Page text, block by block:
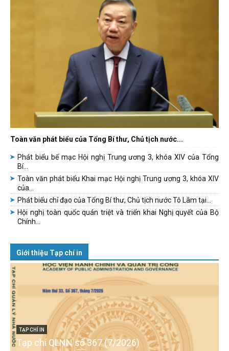
Toàn văn phát biểu của Tổng Bí thư, Chủ tịch nước...
Phát biểu bế mạc Hội nghị Trung ương 3, khóa XIV của Tổng
Bí...
Toàn văn phát biểu Khai mạc Hội nghị Trung ương 3, khóa XIV
của...
Phát biểu chỉ đạo của Tổng Bí thư, Chủ tịch nước Tô Lâm tại...
Hội nghị toàn quốc quán triệt và triển khai Nghị quyết của Bộ
Chính...
Giới thiệu Tạp chí in
TẠP CHÍ IN
Tạp chí QLNN số 367 (7/2026)